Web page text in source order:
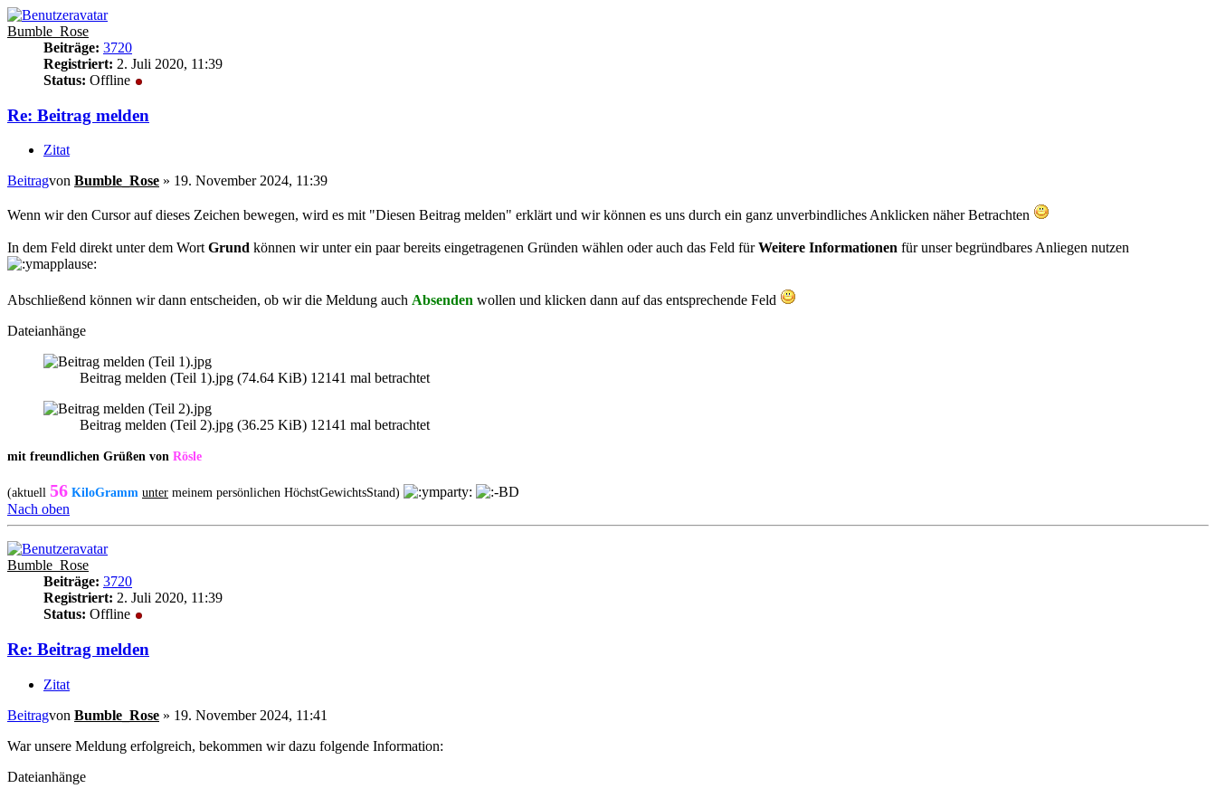
Bumble_Rose
Beiträge: 3720
Registriert: 2. Juli 2020, 11:39
Status: Offline
Re: Beitrag melden
Zitat
Beitragvon Bumble_Rose » 19. November 2024, 11:39
Wenn wir den Cursor auf dieses Zeichen bewegen, wird es mit "Diesen Beitrag melden" erklärt und wir können es uns durch ein ganz unverbindliches Anklicken näher Betrachten
In dem Feld direkt unter dem Wort Grund können wir unter ein paar bereits eingetragenen Gründen wählen oder auch das Feld fürWeitere Informationen für unser begründbares Anliegen nutzen
Abschließend können wir dann entscheiden, ob wir die Meldung auch Absenden wollen und klicken dann auf das entsprechende Feld
Dateianhänge
Beitrag melden (Teil 1).jpg (74.64 KiB) 12141 mal betrachtet
Beitrag melden (Teil 2).jpg (36.25 KiB) 12141 mal betrachtet
mit freundlichen Grüßen von Rösle
(aktuell 56 KiloGramm unter meinem persönlichen HöchstGewichtsStand)
Nach oben
Bumble_Rose
Beiträge: 3720
Registriert: 2. Juli 2020, 11:39
Status: Offline
Re: Beitrag melden
Zitat
Beitragvon Bumble_Rose » 19. November 2024, 11:41
War unsere Meldung erfolgreich, bekommen wir dazu folgende Information:
Dateianhänge